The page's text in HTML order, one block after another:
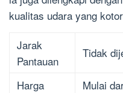
kualitas udara yang
Jarak
Pantauan
Tidak
Harga Mulai